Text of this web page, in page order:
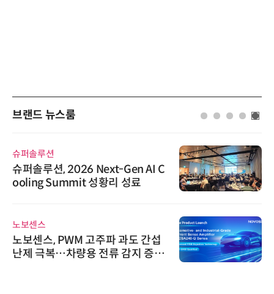
브랜드 뉴스룸
슈퍼솔루션
슈퍼솔루션, 2026 Next-Gen AI C
ooling Summit 성황리 성료
노보센스
노보센스, PWM 고주파 과도 간섭
난제 극복…차량용 전류 감지 증폭